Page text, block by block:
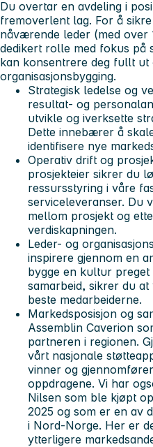
Du overtar en avdeling i
fremoverlent lag. For å
nåværende leder (med over
dedikert rolle med fokus på
kan konsentrere deg fullt ut
organisasjonsbygging.
Strategisk ledelse og
resultat- og
utvikle og iverksette
Dette innebærer å
identifisere nye
Operativ drift og
prosjekteier sikrer du
ressursstyring i våre
serviceleveranser. Du
mellom prosjekt og
verdiskapningen.
Leder- og
inspirere gjennom en
bygge en kultur
samarbeid, sikrer du
beste medarbeiderne.
Markedsposisjon og
Assemblin Caverion
partneren i regionen.
vårt nasjonale
vinner og
oppdragene. Vi har
Nilsen som ble kjøpt
2025 og som er en av
i Nord-Norge. Her er
ytterligere